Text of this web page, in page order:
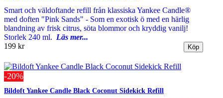
Smart och väldoftande refill från klassiska Yankee Candle®
med doften "Pink Sands" - Som en exotisk ö med en härlig
blandning av frisk citrus, söta blommor och kryddig vanilj!
Storlek 240 ml. Läs mer...
199 kr
-20%
Bildoft Yankee Candle Black Coconut Sidekick Refill